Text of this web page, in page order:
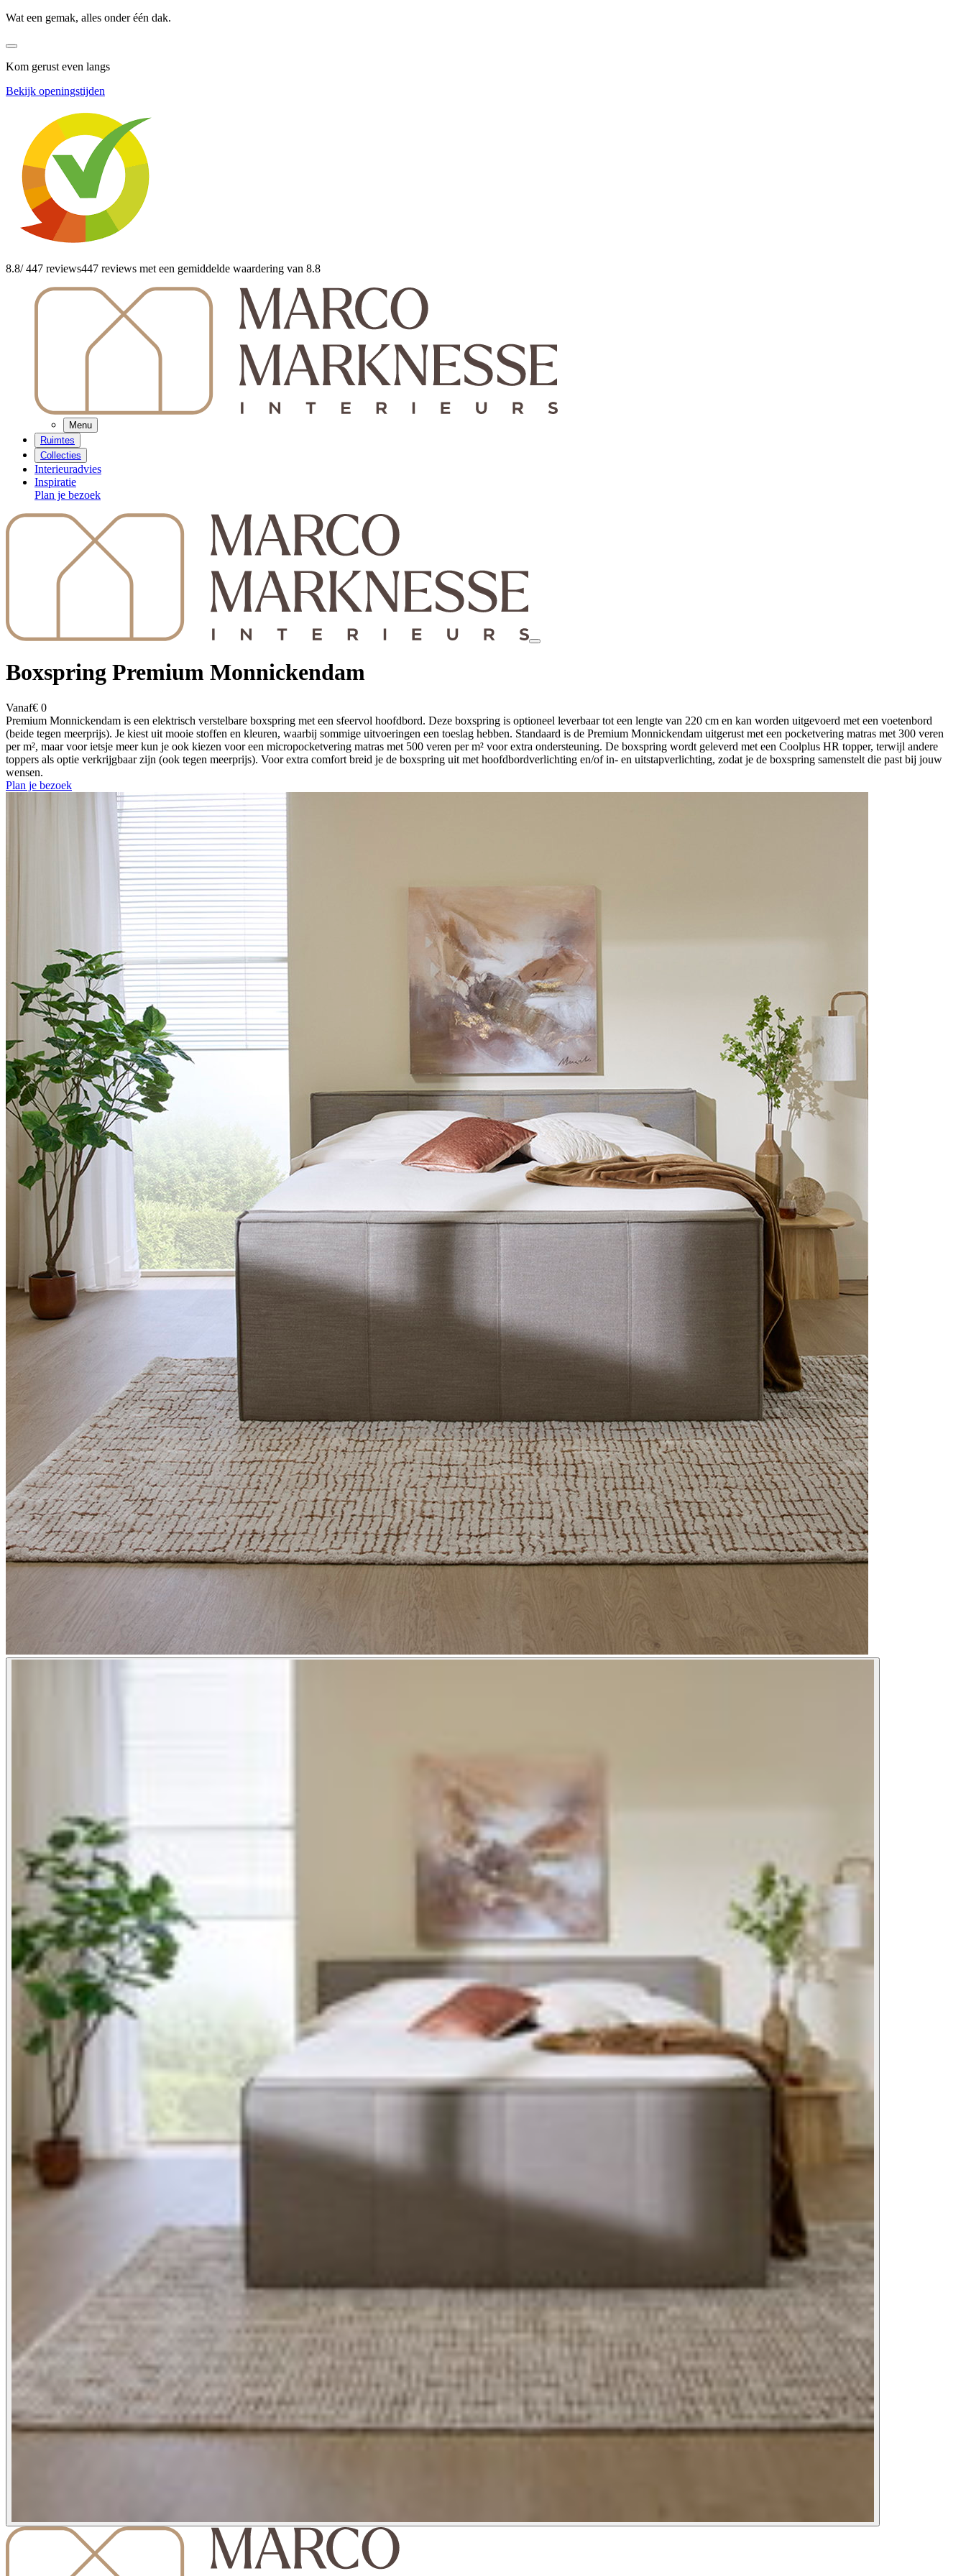
Wat een gemak, alles onder één dak.
Kom gerust even langs
Bekijk openingstijden
8.8/ 447 reviews447 reviews met een gemiddelde waardering van 8.8
Menu
Ruimtes
Collecties
Interieuradvies
Inspiratie
Plan je bezoek
Boxspring Premium Monnickendam
Vanaf€ 0
Premium Monnickendam is een elektrisch verstelbare boxspring met een sfeervol hoofdbord. Deze boxspring is optioneel leverbaar tot een lengte van 220 cm en kan worden uitgevoerd met een voetenbord
(beide tegen meerprijs). Je kiest uit mooie stoffen en kleuren, waarbij sommige uitvoeringen een toeslag hebben. Standaard is de Premium Monnickendam uitgerust met een pocketvering matras met 300 veren
per m², maar voor ietsje meer kun je ook kiezen voor een micropocketvering matras met 500 veren per m² voor extra ondersteuning. De boxspring wordt geleverd met een Coolplus HR topper, terwijl andere
toppers als optie verkrijgbaar zijn (ook tegen meerprijs). Voor extra comfort breid je de boxspring uit met hoofdbordverlichting en/of in- en uitstapverlichting, zodat je de boxspring samenstelt die past bij jouw
wensen.
Plan je bezoek